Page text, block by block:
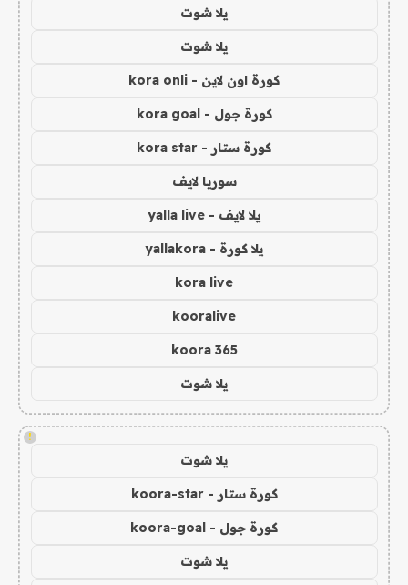
يلا شوت
يلا شوت
كورة اون لاين - kora onli
كورة جول - kora goal
كورة ستار - kora star
سوريا لايف
يلا لايف - yalla live
يلا كورة - yallakora
kora live
kooralive
koora 365
يلا شوت
!
يلا شوت
كورة ستار - koora-star
كورة جول - koora-goal
يلا شوت